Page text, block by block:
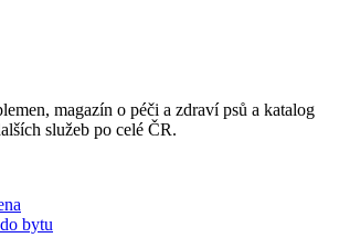
magazín o péči a zdraví psů a katalog
služeb po celé ČR.
bytu